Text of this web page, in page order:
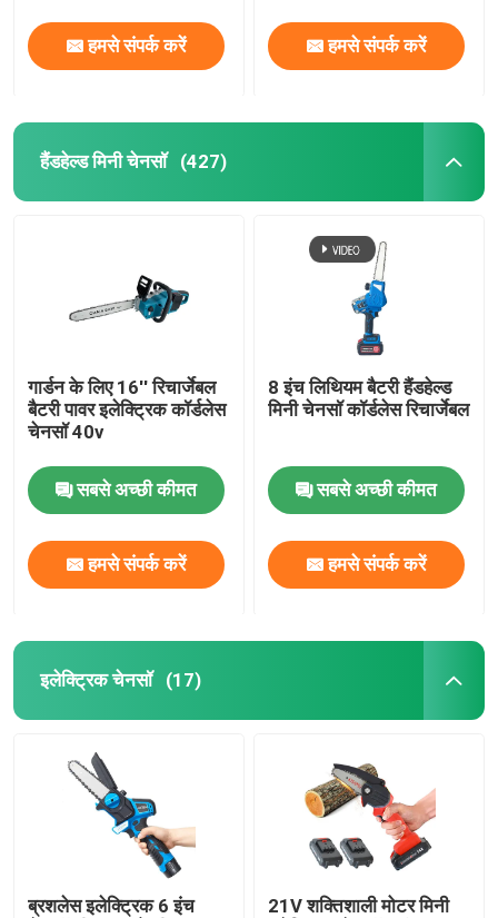
हमसे संपर्क करें हमसे संपर्क करें
हैंडहेल्ड मिनी चेनसॉ (427)
गार्डन के लिए 16'' रिचार्जेबल
बैटरी पावर इलेक्ट्रिक कॉर्डलेस
चेनसॉ 40v
सबसे अच्छी कीमत
हमसे संपर्क करें
8 इंच लिथियम बैटरी हैंडहेल्ड
मिनी चेनसॉ कॉर्डलेस रिचार्जेबल
सबसे अच्छी कीमत
हमसे संपर्क करें
इलेक्ट्रिक चेनसॉ (17)
ब्रशलेस इलेक्ट्रिक 6 इंच
21V शक्तिशाली मोटर मिनी